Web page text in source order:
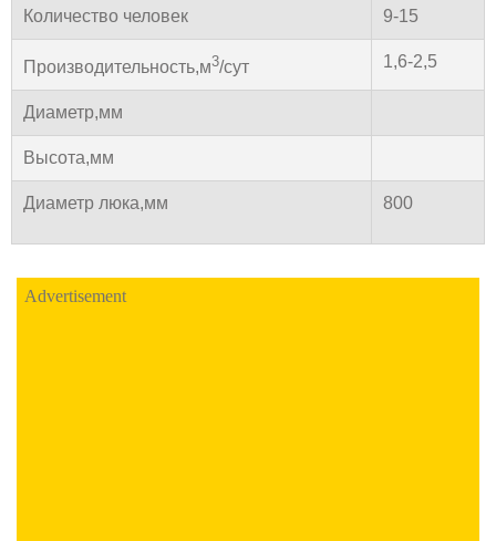
Количество человек 9-15
Производительность,м3/сут 1,6-2,5
Диаметр,мм
Высота,мм
Диаметр люка,мм 800
Advertisement